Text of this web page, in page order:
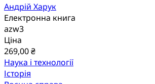
Андрій Харук
Електронна книга
azw3
Ціна
269,00 ₴
Наука і технології
Історія